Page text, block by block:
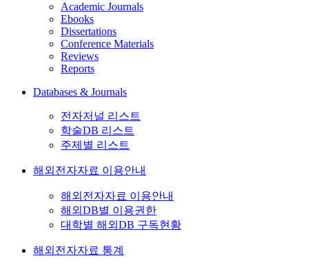
Academic Journals
Ebooks
Dissertations
Conference Materials
Reviews
Reports
Databases & Journals
전자저널 리스트
학술DB 리스트
주제별 리스트
해외전자자료 이용안내
해외전자자료 이용안내
해외DB별 이용권한
대학별 해외DB 구독현황
해외전자자료 통계